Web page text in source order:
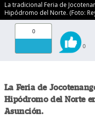
La tradicional Feria de
Hipódromo del Norte. (Foto:
0
0
La Feria de
Hipódromo del Norte
Asunción.